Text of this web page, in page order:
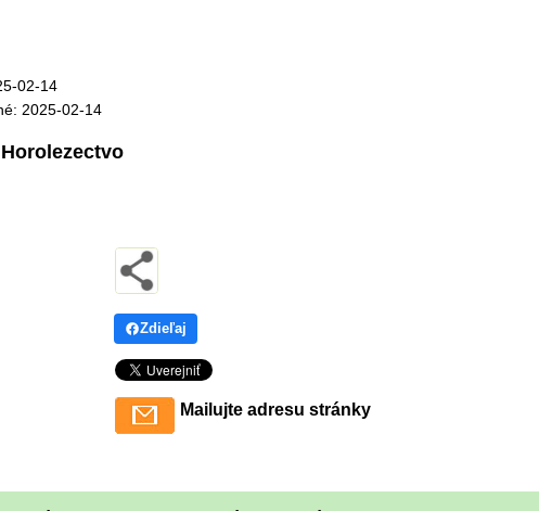
02-14
2025-02-14
Horolezectvo
Zdieľaj
Mailujte adresu stránky